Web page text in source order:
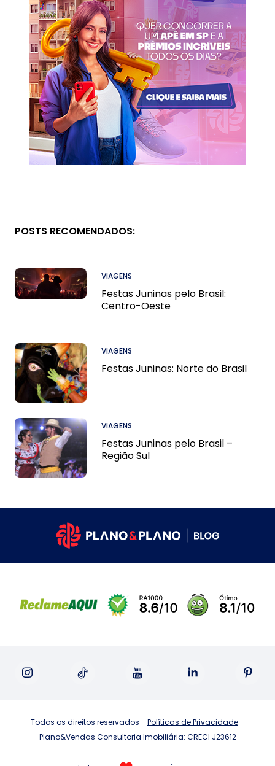
POSTS RECOMENDADOS:
VIAGENS
Festas Juninas pelo Brasil:
Centro-Oeste
VIAGENS
Festas Juninas: Norte do Brasil
VIAGENS
Festas Juninas pelo Brasil –
Região Sul
Todos os direitos reservados - Políticas de Privacidade-
Plano&Vendas Consultoria Imobiliária: CRECI J23612